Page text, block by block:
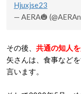
Hjuxjse23
— AERA🎃
その後、 共通の知人
矢さんは、食事など
言います。